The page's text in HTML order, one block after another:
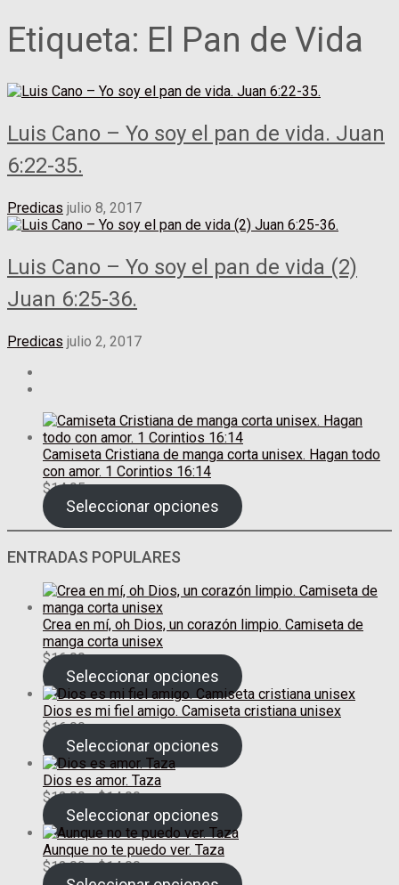
Etiqueta: El Pan de Vida
Luis Cano – Yo soy el pan de vida. Juan
6:22-35.
Predicas julio 8, 2017
Luis Cano – Yo soy el pan de vida (2)
Juan 6:25-36.
Predicas julio 2, 2017
Camiseta Cristiana de manga corta unisex. Hagan todo
con amor. 1 Corintios 16:14
$14.95
Seleccionar opciones
ENTRADAS POPULARES
Crea en mí, oh Dios, un corazón limpio. Camiseta de
manga corta unisex
$16.00
Seleccionar opciones
Dios es mi fiel amigo. Camiseta cristiana unisex
$16.00
Seleccionar opciones
Dios es amor. Taza
$12.00 - $14.00Rango
de
precios:
desde
$12.00
hasta
Seleccionar opciones
Aunque no te puedo ver. Taza
$12.00 - $14.00Rango